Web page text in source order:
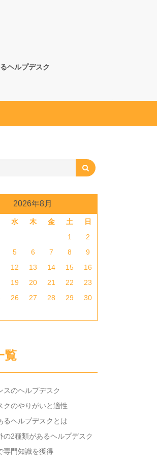
ヘルプデスク
2026年8月
水 木 金 土
日
1
2
5 6 7 8
9
12 13 14 15
16
19 20 21 22
23
26 27 28 29
30
覧
スのヘルプデスク
クのやりがいと適性
るヘルプデスクとは
の2種類があるヘルプデスク
専門知識を獲得